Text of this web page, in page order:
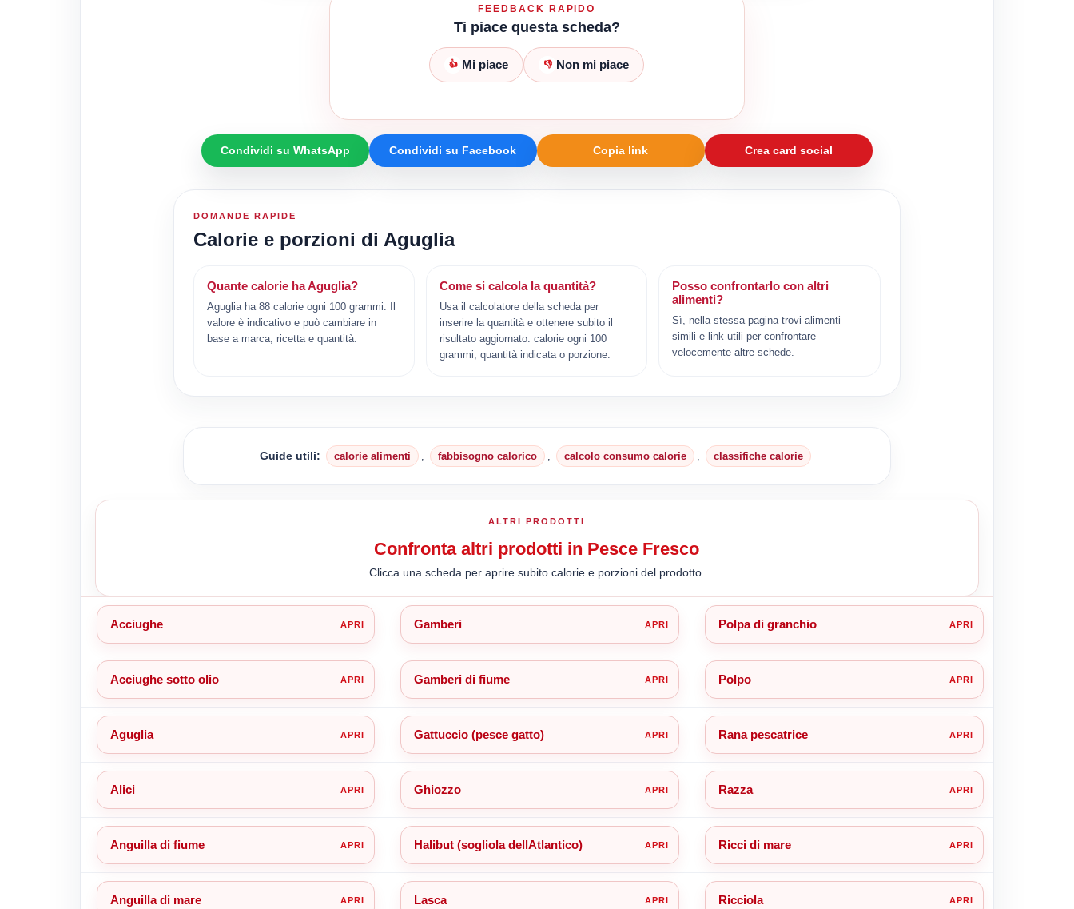
FEEDBACK RAPIDO
Ti piace questa scheda?
👍 Mi piace 👎 Non mi piace
Condividi su WhatsApp Condividi su Facebook Copia link Crea card social
DOMANDE RAPIDE
Calorie e porzioni di Aguglia
Quante calorie ha Aguglia?
Aguglia ha 88 calorie ogni 100 grammi. Il
valore è indicativo e può cambiare in
base a marca, ricetta e quantità.
Come si calcola la quantità?
Usa il calcolatore della scheda per
inserire la quantità e ottenere subito il
risultato aggiornato: calorie ogni 100
grammi, quantità indicata o porzione.
Posso confrontarlo con altri
alimenti?
Sì, nella stessa pagina trovi alimenti
simili e link utili per confrontare
velocemente altre schede.
Guide utili: calorie alimenti fabbisogno calorico calcolo consumo calorie classifiche calorie
ALTRI PRODOTTI
Confronta altri prodotti in Pesce Fresco
Clicca una scheda per aprire subito calorie e porzioni del prodotto.
Acciughe Gamberi Polpa di granchio
Acciughe sotto olio Gamberi di fiume Polpo
Aguglia Gattuccio (pesce gatto) Rana pescatrice
Alici Ghiozzo Razza
Anguilla di fiume Halibut (sogliola dellAtlantico) Ricci di mare
Anguilla di mare Lasca Ricciola